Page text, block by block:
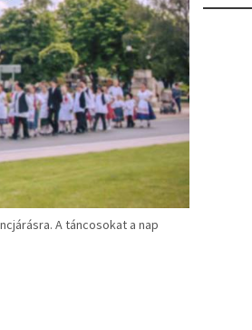
A táncosokat a nap